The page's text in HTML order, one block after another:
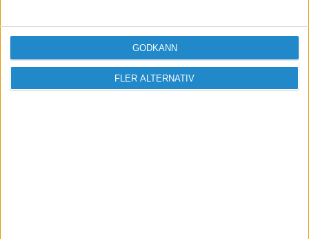
FLER ALTERNATIV
GODKÄNN